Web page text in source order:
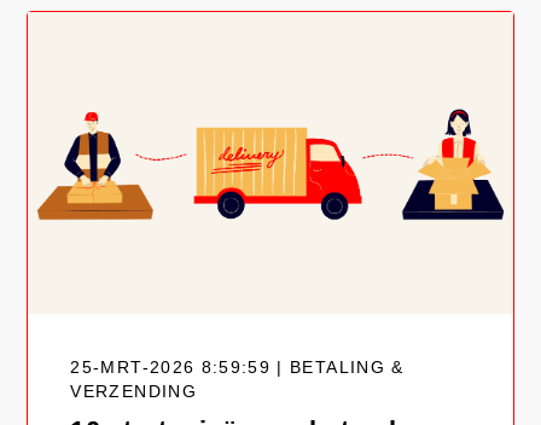
25-MRT-2026 8:59:59 | BETALING &
VERZENDING